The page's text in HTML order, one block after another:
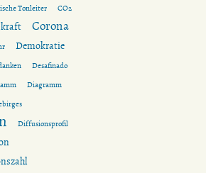
Tonleiter
CO2
Corona
Demokratie
Desafinado
Diagramm
Diffusionsprofil